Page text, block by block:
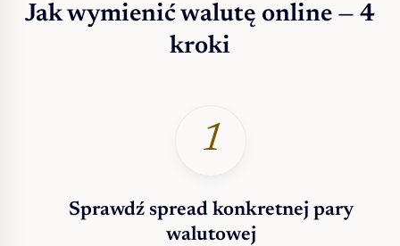
Jak wymienić walutę online — 4
kroki
1
Sprawdź spread konkretnej pary
walutowej